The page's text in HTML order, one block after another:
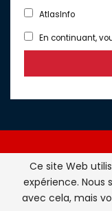
AtlasInfo
En continuant,
Atlasinfo.fr :
Maghreb ©
Ce site Web
expérience. Nous
avec cela, mais